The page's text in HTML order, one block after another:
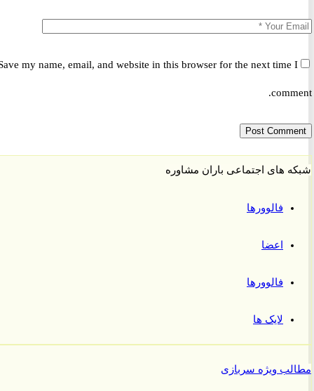
Save my name, email, and website in this browser for the next time
های اجتماعی باران مشاوره
فالوورها
اعضا
فالوورها
لایک ها
ویژه سربازی